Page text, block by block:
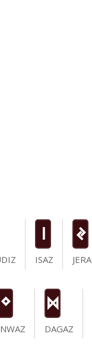
ISAZ
J
JERA
N D
DAGAZ